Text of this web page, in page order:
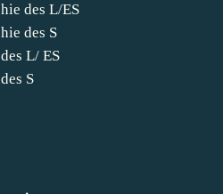
des L/ES
des S
L/ ES
S